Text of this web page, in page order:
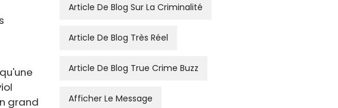
grand
Article De Blog Sur La Criminalité
Article De Blog Très Réel
Article De Blog True Crime Buzz
Afficher Le Message